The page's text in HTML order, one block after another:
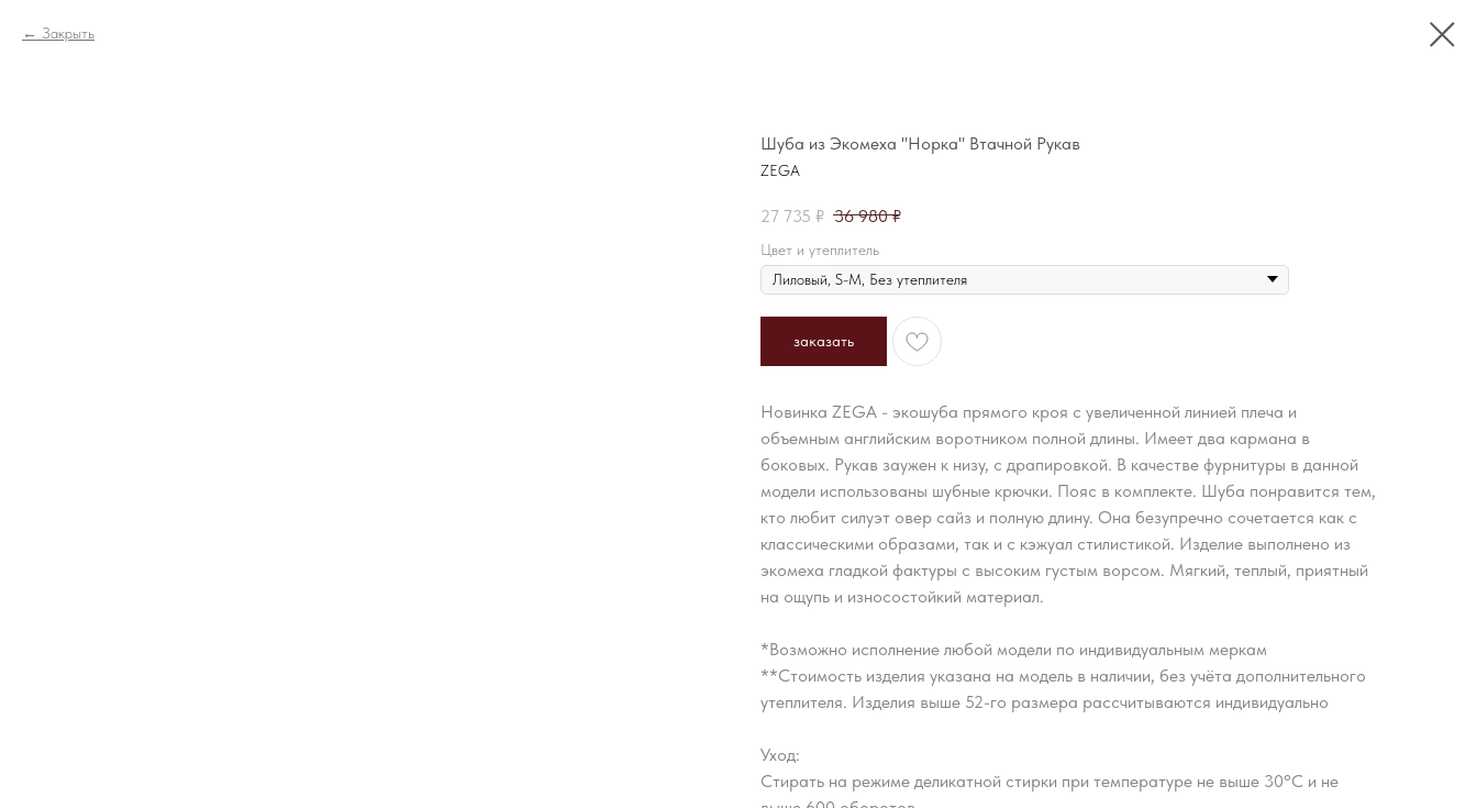
Закрыть
Шуба из Экомеха "Норка" Втачной Рукав
ZEGA
27 735 ₽ 36 980 ₽
Цвет и утеплитель
заказать
Новинка ZEGA - экошуба прямого кроя с увеличенной линией плеча и
объемным английским воротником полной длины. Имеет два кармана в
боковых. Рукав заужен к низу, с драпировкой. В качестве фурнитуры в данной
модели использованы шубные крючки. Пояс в комплекте. Шуба понравится тем,
кто любит силуэт овер сайз и полную длину. Она безупречно сочетается как с
классическими образами, так и с кэжуал стилистикой. Изделие выполнено из
экомеха гладкой фактуры с высоким густым ворсом. Мягкий, теплый, приятный
на ощупь и износостойкий материал.
*Возможно исполнение любой модели по индивидуальным меркам
**Стоимость изделия указана на модель в наличии, без учёта дополнительного
утеплителя. Изделия выше 52-го размера рассчитываются индивидуально
Уход:
Стирать на режиме деликатной стирки при температуре не выше 30°С и не